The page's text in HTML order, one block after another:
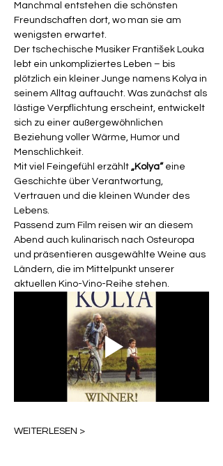
Manchmal entstehen die schönsten
Freundschaften dort, wo man sie am
wenigsten erwartet.
Der tschechische Musiker František Louka
lebt ein unkompliziertes Leben – bis
plötzlich ein kleiner Junge namens Kolya in
seinem Alltag auftaucht. Was zunächst als
lästige Verpflichtung erscheint, entwickelt
sich zu einer außergewöhnlichen
Beziehung voller Wärme, Humor und
Menschlichkeit.
Mit viel Feingefühl erzählt „Kolya“ eine
Geschichte über Verantwortung,
Vertrauen und die kleinen Wunder des
Lebens.
Passend zum Film reisen wir an diesem
Abend auch kulinarisch nach Osteuropa
und präsentieren ausgewählte Weine aus
Ländern, die im Mittelpunkt unserer
aktuellen Kino-Vino-Reihe stehen.
WEITERLESEN >